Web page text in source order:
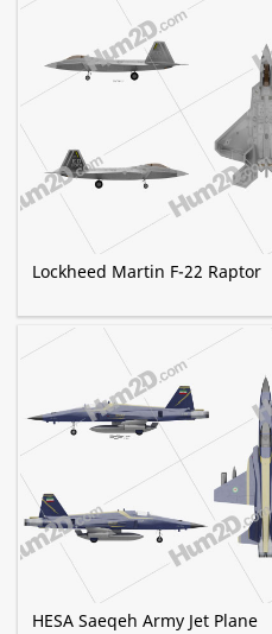
Lockheed Martin F-22 Raptor
HESA Saeqeh Army Jet Plane